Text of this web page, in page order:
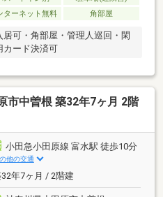
ターネット無料 角部屋
可・角部屋・管理人巡回・閑
カード決済可
市中曽根 築32年7ヶ月 2階
小田急小田原線 富水駅 徒歩10分
他の交通
年7ヶ月 / 2階建